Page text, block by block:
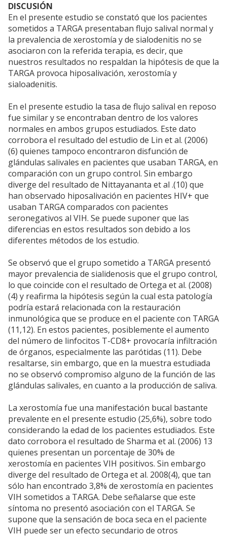
DISCUSIÓN
En el presente estudio se constató que los pacientes
sometidos a TARGA presentaban flujo salival normal y
la prevalencia de xerostomía y de sialodenitis no se
asociaron con la referida terapia, es decir, que
nuestros resultados no respaldan la hipótesis de que la
TARGA provoca hiposalivación, xerostomía y
sialoadenitis.
En el presente estudio la tasa de flujo salival en reposo
fue similar y se encontraban dentro de los valores
normales en ambos grupos estudiados. Este dato
corrobora el resultado del estudio de Lin et al. (2006)
(6) quienes tampoco encontraron disfunción de
glándulas salivales en pacientes que usaban TARGA, en
comparación con un grupo control. Sin embargo
diverge del resultado de Nittayananta et al .(10) que
han observado hiposalivación en pacientes HIV+ que
usaban TARGA comparados con pacientes
seronegativos al VIH. Se puede suponer que las
diferencias en estos resultados son debido a los
diferentes métodos de los estudio.
Se observó que el grupo sometido a TARGA presentó
mayor prevalencia de sialidenosis que el grupo control,
lo que coincide con el resultado de Ortega et al. (2008)
(4) y reafirma la hipótesis según la cual esta patología
podría estará relacionada con la restauración
inmunológica que se produce en el paciente con TARGA
(11,12). En estos pacientes, posiblemente el aumento
del número de linfocitos T-CD8+ provocaría infiltración
de órganos, especialmente las parótidas (11). Debe
resaltarse, sin embargo, que en la muestra estudiada
no se observó compromiso alguno de la función de las
glándulas salivales, en cuanto a la producción de saliva.
La xerostomía fue una manifestación bucal bastante
prevalente en el presente estudio (25,6%), sobre todo
considerando la edad de los pacientes estudiados. Este
dato corrobora el resultado de Sharma et al. (2006) 13
quienes presentan un porcentaje de 30% de
xerostomía en pacientes VIH positivos. Sin embargo
diverge del resultado de Ortega et al. 2008(4), que tan
sólo han encontrado 3,8% de xerostomía en pacientes
VIH sometidos a TARGA. Debe señalarse que este
síntoma no presentó asociación con el TARGA. Se
supone que la sensación de boca seca en el paciente
VIH puede ser un efecto secundario de otros